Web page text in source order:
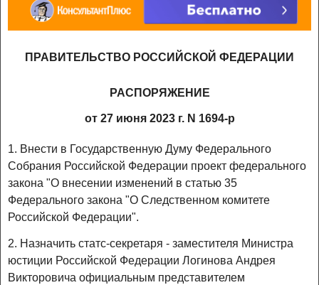
ПРАВИТЕЛЬСТВО РОССИЙСКОЙ ФЕДЕРАЦИИ
РАСПОРЯЖЕНИЕ
от 27 июня 2023 г. N 1694-р
1. Внести в Государственную Думу Федерального
Собрания Российской Федерации проект федерального
закона "О внесении изменений в статью 35
Федерального закона "О Следственном комитете
Российской Федерации".
2. Назначить статс-секретаря - заместителя Министра
юстиции Российской Федерации Логинова Андрея
Викторовича официальным представителем